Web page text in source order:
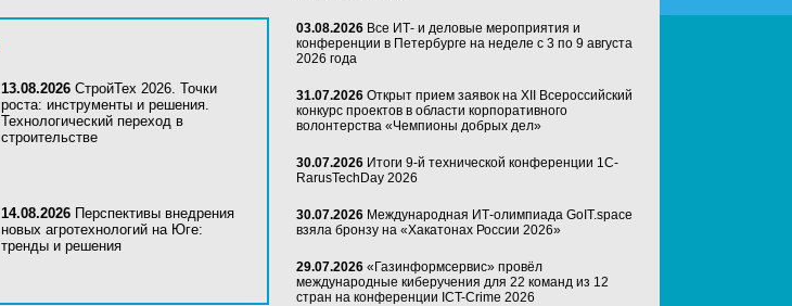
13.08.2026 СтройТех 2026. Точки
роста: инструменты и решения.
Технологический переход в
строительстве
14.08.2026 Перспективы внедрения
новых агротехнологий на Юге:
тренды и решения
03.08.2026 Все ИТ- и деловые мероприятия и
конференции в Петербурге на неделе с 3 по 9 августа
2026 года
31.07.2026 Открыт прием заявок на XII Всероссийский
конкурс проектов в области корпоративного
волонтерства «Чемпионы добрых дел»
30.07.2026 Итоги 9-й технической конференции 1C-
RarusTechDay 2026
30.07.2026 Международная ИТ-олимпиада GoIT.space
взяла бронзу на «Хакатонах России 2026»
29.07.2026 «Газинформсервис» провёл
международные киберучения для 22 команд из 12
стран на конференции ICT-Crime 2026